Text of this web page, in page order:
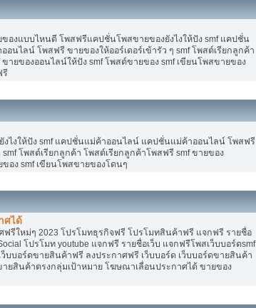
ของแบบไหนดี โพสฟรีแคปชั่นโพสขายของยังไงให้ปัง smf แคปชั่น
นไลน์ โพสฟรี ขายของให้ออร์เดอร์เข้ารัว ๆ smf โพสต์เรียกลูกค้า
ายของออนไลน์ให้ปัง smf โพสต์ขายของ smf เขียนโพสขายของ
รี
ไงให้ปัง smf แคปชั่นแม่ค้าออนไลน์ แคปชั่นแม่ค้าออนไลน์ โพสฟรี
smf โพสต์เรียกลูกค้า โพสต์เรียกลูกค้าโพสฟรี smf ขายของ
อง smf เขียนโพสขายของโดนๆ
ศได้
รีใหม่ๆ 2023 โปรโมทธุรกิจฟรี โปรโมทสินค้าฟรี แจกฟรี รายชื่อ
โปรโมท youtube แจกฟรี รายชื่อเว็บ แจกฟรีโพสเว็บบอร์ดsmf
ว็บบอร์ดขายสินค้าฟรี ลงประกาศฟรี เว็บบอร์ด เว็บบอร์ดขายสินค้า
ายสินค้าตรงกลุ่มเป้าหมาย โฆษณาเลื่อนประกาศได้ ขายของ